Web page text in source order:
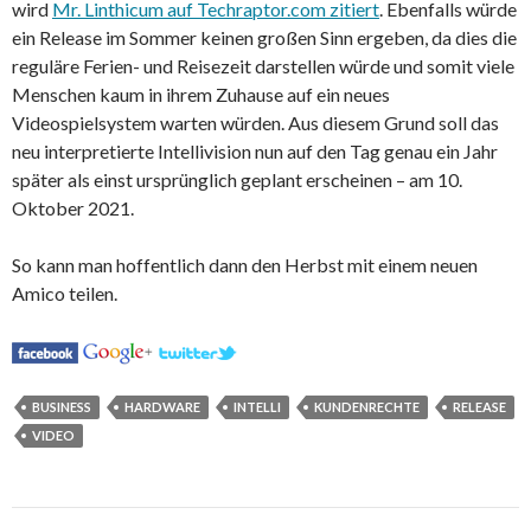
wird Mr. Linthicum auf Techraptor.com zitiert. Ebenfalls würde
ein Release im Sommer keinen großen Sinn ergeben, da dies die
reguläre Ferien- und Reisezeit darstellen würde und somit viele
Menschen kaum in ihrem Zuhause auf ein neues
Videospielsystem warten würden. Aus diesem Grund soll das
neu interpretierte Intellivision nun auf den Tag genau ein Jahr
später als einst ursprünglich geplant erscheinen – am 10.
Oktober 2021.
So kann man hoffentlich dann den Herbst mit einem neuen
Amico teilen.
BUSINESS HARDWARE INTELLI KUNDENRECHTE
RELEASE
VIDEO